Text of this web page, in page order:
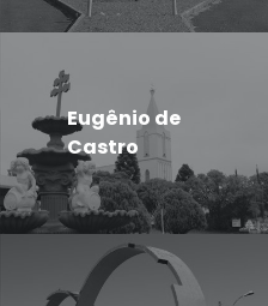
Eugênio de
Castro